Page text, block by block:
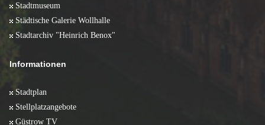
Stadtmuseum
Städtische Galerie Wollhalle
Stadtarchiv "Heinrich Benox"
Informationen
Stadtplan
Stellplatzangebote
Güstrow TV